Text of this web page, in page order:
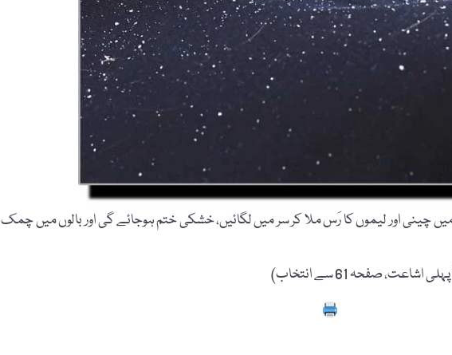
چینی اور لیموں کا رَس ملا کر سر میں لگائیں، خشکی ختم ہوجائے گی اور بالوں میں چمک
صفحہ 61 سے انتخاب)